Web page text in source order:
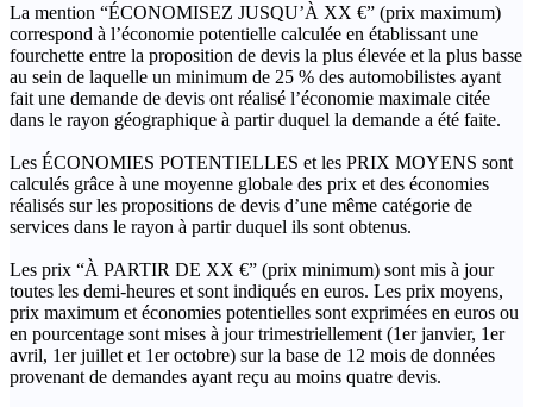
La mention “ÉCONOMISEZ JUSQU’À XX €” (prix maximum)
correspond à l’économie potentielle calculée en établissant une
fourchette entre la proposition de devis la plus élevée et la plus basse
au sein de laquelle un minimum de 25 % des automobilistes ayant
fait une demande de devis ont réalisé l’économie maximale citée
dans le rayon géographique à partir duquel la demande a été faite.
Les ÉCONOMIES POTENTIELLES et les PRIX MOYENS sont
calculés grâce à une moyenne globale des prix et des économies
réalisés sur les propositions de devis d’une même catégorie de
services dans le rayon à partir duquel ils sont obtenus.
Les prix “À PARTIR DE XX €” (prix minimum) sont mis à jour
toutes les demi-heures et sont indiqués en euros. Les prix moyens,
prix maximum et économies potentielles sont exprimées en euros ou
en pourcentage sont mises à jour trimestriellement (1er janvier, 1er
avril, 1er juillet et 1er octobre) sur la base de 12 mois de données
provenant de demandes ayant reçu au moins quatre devis.